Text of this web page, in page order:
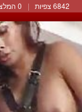
6842 צפיות | 0 המלצות